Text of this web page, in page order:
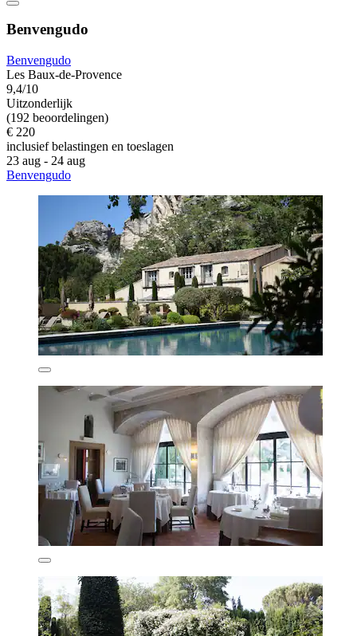
Benvengudo
Benvengudo
Les Baux-de-Provence
9,4/10
Uitzonderlijk
(192 beoordelingen)
€ 220
inclusief belastingen en toeslagen
23 aug - 24 aug
Benvengudo